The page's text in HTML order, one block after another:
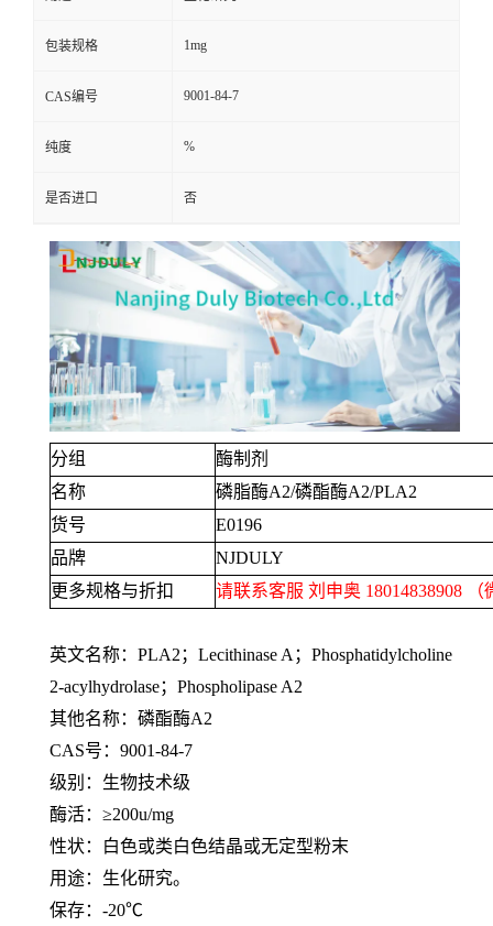
包装规格 1mg
CAS编号 9001-84-7
纯度 %
是否进口 否
分组
酶制剂
名称
磷脂酶A2/磷酯酶A2/PLA2
货号
E0196
品牌
NJDULY
更多规格与折扣
请联系客服 刘申奥 18014838908
英文名称： PLA2 ； Lecithinase A ； Phosphatidylcholine
2-acylhydrolase； Phospholipase A2
其他名称：磷酯酶A2
CAS号： 9001-84-7
级别：生物技术级
酶活：≥200u/mg
性状：白色或类白色结晶或无定型粉末
用途：生化研究。
保存： -20℃